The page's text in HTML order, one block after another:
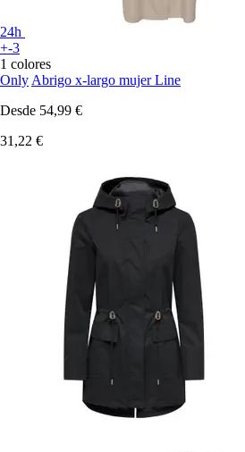
24h
+-3
1 colores
Only Abrigo x-largo mujer Line
Desde 54,99 €
31,22 €